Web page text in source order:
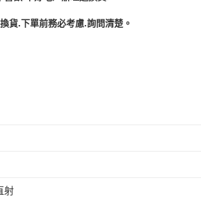
貨.下單前務必考慮.詢問清楚。
射